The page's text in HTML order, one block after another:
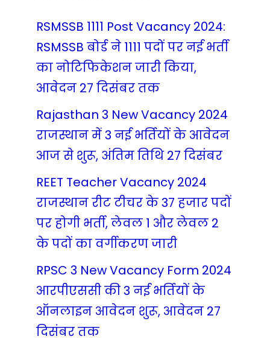
RSMSSB 1111 Post Vacancy 2024:
RSMSSB बोर्ड ने 1111 पदों पर नई भर्ती
का नोटिफिकेशन जारी किया,
आवेदन 27 दिसंबर तक
Rajasthan 3 New Vacancy 2024
राजस्थान में 3 नई भर्तियों के आवेदन
आज से शुरू, अंतिम तिथि 27 दिसंबर
REET Teacher Vacancy 2024
राजस्थान रीट टीचर के 37 हजार पदों
पर होगी भर्ती, लेवल 1 और लेवल 2
के पदों का वर्गीकरण जारी
RPSC 3 New Vacancy Form 2024
आरपीएससी की 3 नई भर्तियों के
ऑनलाइन आवेदन शुरू, आवेदन 27
दिसंबर तक